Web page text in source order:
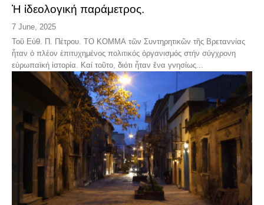
Ἡ ἰδεολογική παράμετρος.
7 June, 2025
Τοῦ Εὐθ. Π. Πέτρου. ΤΟ ΚΟΜΜΑ τῶν Συντηρητικῶν τῆς Βρεταννίας
ἦταν ὁ πλέον ἐπιτυχημένος πολιτικός ὀργανισμός στήν σύγχρονη
εὐρωπαϊκή ἱστορία. Καί τοῦτο, διότι ἦταν ἕνα γνησίως...